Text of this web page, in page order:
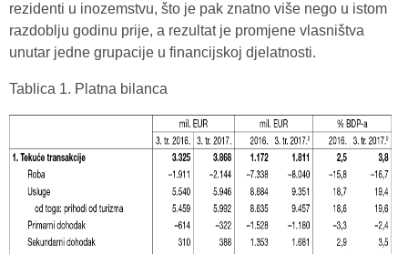
rezidenti u inozemstvu, što je pak znatno više nego u istom
razdoblju godinu prije, a rezultat je promjene vlasništva
unutar jedne grupacije u financijskoj djelatnosti.
Tablica 1. Platna bilanca